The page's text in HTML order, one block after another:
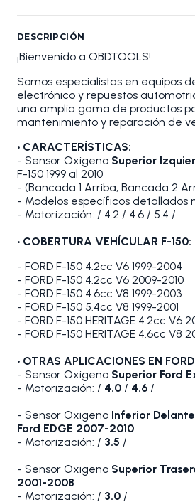
DESCRIPCIÓN
¡Bienvenido a OBDTOOLS!
Somos especialistas en equipos
electrónico y repuestos
una amplia gama de productos
mantenimiento y reparación de
• CARACTERÍSTICAS:
- Sensor Oxigeno Superior
F-150 1999 al 2010
- (Bancada 1 Arriba, Bancada 2
- Modelos específicos detallados
- Motorización: / 4.2 / 4.6 / 5.4 /
• COBERTURA VEHÍCULAR F-150:
- FORD F-150 4.2cc V6 1999-2004
- FORD F-150 4.2cc V6 2009-2010
- FORD F-150 4.6cc V8 1999-2003
- FORD F-150 5.4cc V8 1999-2001
- FORD F-150 HERITAGE 4.2cc V6
- FORD F-150 HERITAGE 4.6cc V8
• OTRAS APLICACIONES EN FORD
- Sensor Oxigeno Superior Ford
- Motorización: / 4.0 / 4.6 /
- Sensor Oxigeno Inferior
Ford EDGE 2007-2010
- Motorización: / 3.5 /
- Sensor Oxigeno Superior
2001-2008
- Motorización: / 3.0 /